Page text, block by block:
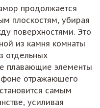
продолжается
плоскостям, убирая
поверхностями. Это
из камня комнаты
отдельных
плавающие элементы
отражающего
самым
усиливая